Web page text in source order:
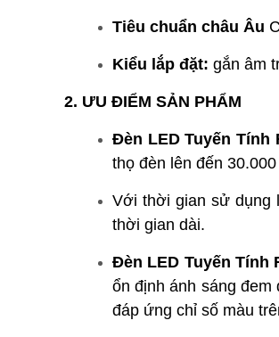
Tiêu chuẩn châu Âu
Kiểu lắp đặt: gắn âm
2. ƯU ĐIỂM SẢN PHẨM
Đèn LED Tuyến Tính
thọ đèn lên đến
Với thời gian sử dụng
thời gian dài.
Đèn LED Tuyến Tính
ổn định ánh sáng
đáp ứng chỉ số màu